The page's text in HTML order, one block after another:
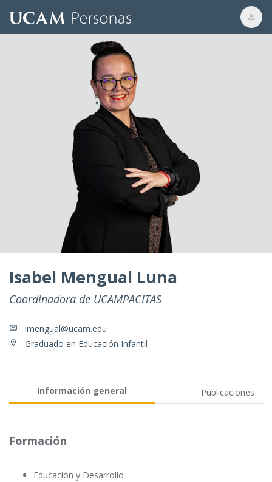
Isabel Mengual Luna
Coordinadora de UCAMPACITAS
imengual@ucam.edu
Graduado en Educación Infantil
Información general Publicaciones
Formación
Educación y Desarrollo